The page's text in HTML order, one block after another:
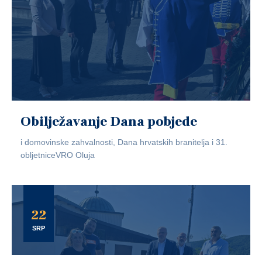
Obilježavanje Dana pobjede
i domovinske zahvalnosti, Dana hrvatskih branitelja i 31.
obljetniceVRO Oluja
22
SRP